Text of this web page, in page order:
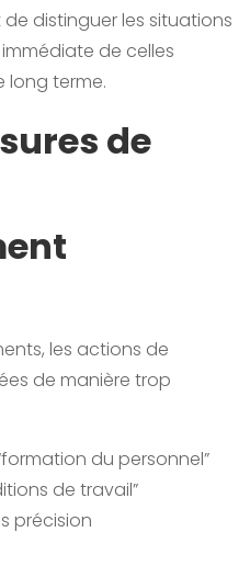
de distinguer les situations
de celles
long terme.
de
les actions de
de manière trop
du personnel”
de travail”
précision